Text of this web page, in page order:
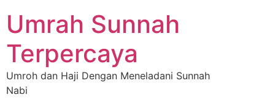
Umrah Sunnah
Terpercaya
Umroh dan Haji Dengan Meneladani Sunnah
Nabi